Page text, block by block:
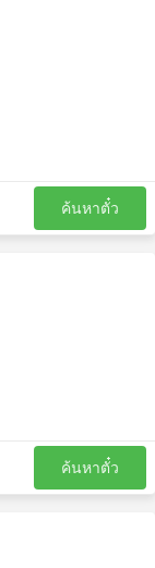
สำหรับทุกงบใน
งสุดตามที่คุณ
องเดินทางนาน
งว่าง น้ำ และ
วีไอพีบางคัน
องบินที่มีที่นั่งปรับ
ะสิทธิพิเศษอื่น ๆ
ณเป็นการเดิน
ดายว่า การเดิน
บนักเดินทางด้วย
วกับยานพาหนะ
คุณจะต้องใช้ผู้ให้
ค้นหาตั๋ว
ค้นหาตั๋ว